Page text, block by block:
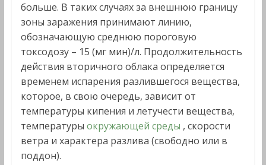
больше. В таких случаях за внешнюю границу
зоны заражения принимают линию,
обозначающую среднюю пороговую
токсодозу – 15 (мг мин)/л. Продолжительность
действия вторичного облака определяется
временем испарения разлившегося вещества,
которое, в свою очередь, зависит от
температуры кипения и летучести вещества,
температуры окружающей среды , скорости
ветра и характера разлива (свободно или в
поддон).